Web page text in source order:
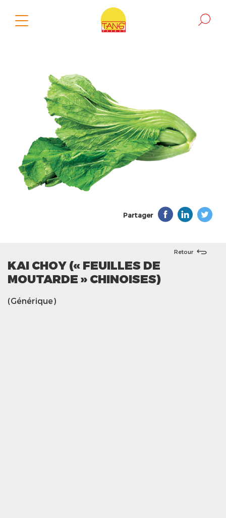
Partager
Retour
KAI CHOY (« FEUILLES DE
MOUTARDE » CHINOISES)
(Générique)